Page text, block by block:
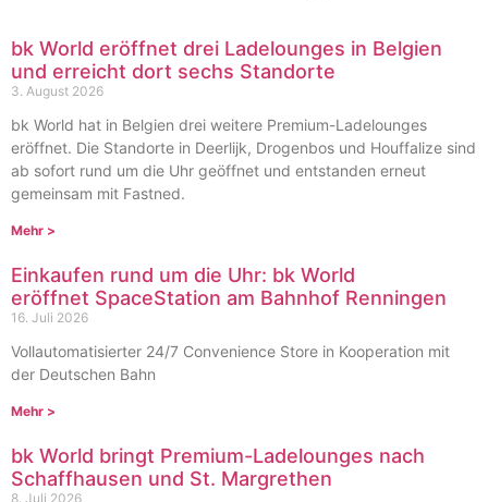
bk World eröffnet drei Ladelounges in Belgien
und erreicht dort sechs Standorte
3. August 2026
bk World hat in Belgien drei weitere Premium-Ladelounges
eröffnet. Die Standorte in Deerlijk, Drogenbos und Houffalize sind
ab sofort rund um die Uhr geöffnet und entstanden erneut
gemeinsam mit Fastned.
Mehr >
Einkaufen rund um die Uhr: bk World
eröffnet SpaceStation am Bahnhof Renningen
16. Juli 2026
Vollautomatisierter 24/7 Convenience Store in Kooperation mit
der Deutschen Bahn
Mehr >
bk World bringt Premium-Ladelounges nach
Schaffhausen und St. Margrethen
8. Juli 2026